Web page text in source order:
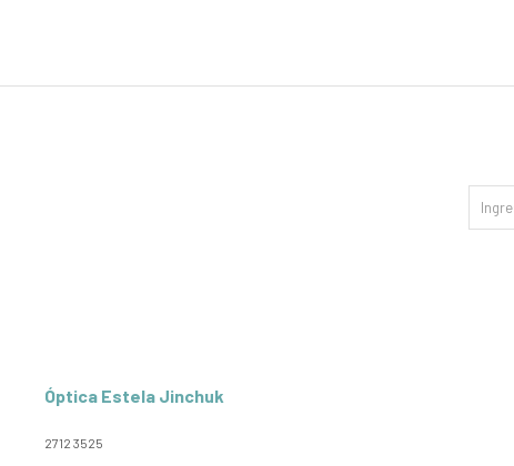
Óptica Estela Jinchuk
2712 3525